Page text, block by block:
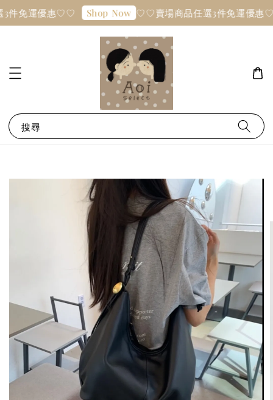
件免運優惠♡♡ Shop Now ♡♡賣場商品任選3件免運優惠
搜尋